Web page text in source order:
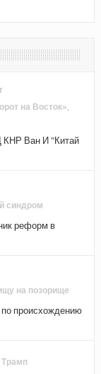
на Восток»,
КНР Ван И "Китай
синдром
реформ в
на позорище
по происхождению